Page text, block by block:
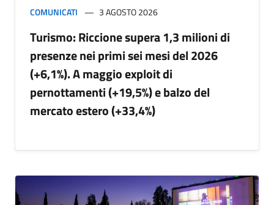
COMUNICATI 3 AGOSTO 2026
Turismo: Riccione supera 1,3 milioni di
presenze nei primi sei mesi del 2026
(+6,1%). A maggio exploit di
pernottamenti (+19,5%) e balzo del
mercato estero (+33,4%)